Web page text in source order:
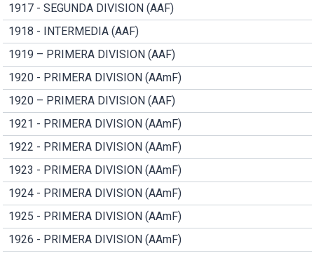
1917 - SEGUNDA DIVISION (AAF)
1918 - INTERMEDIA (AAF)
1919 – PRIMERA DIVISION (AAF)
1920 - PRIMERA DIVISION (AAmF)
1920 – PRIMERA DIVISION (AAF)
1921 - PRIMERA DIVISION (AAmF)
1922 - PRIMERA DIVISION (AAmF)
1923 - PRIMERA DIVISION (AAmF)
1924 - PRIMERA DIVISION (AAmF)
1925 - PRIMERA DIVISION (AAmF)
1926 - PRIMERA DIVISION (AAmF)